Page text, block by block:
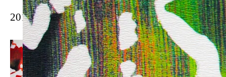
20170713hosei2